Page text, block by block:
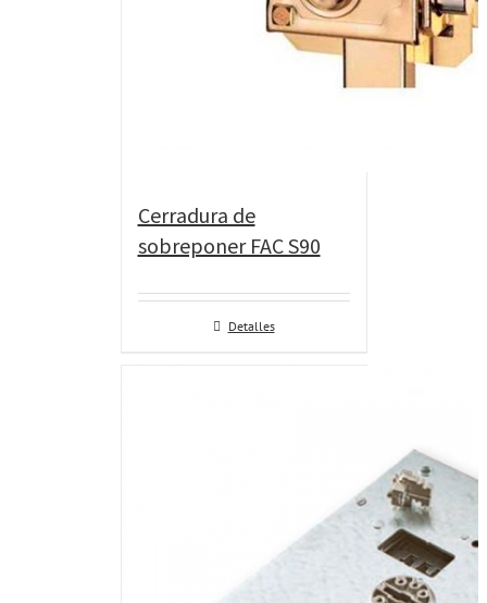
Cerradura de
sobreponer FAC S90
Detalles